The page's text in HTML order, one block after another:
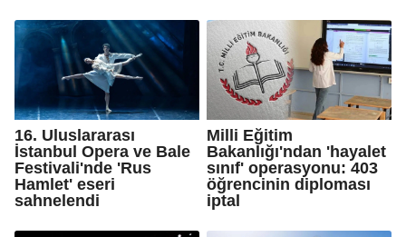
16. Uluslararası
İstanbul Opera ve Bale
Festivali'nde 'Rus
Hamlet' eseri
sahnelendi
Milli Eğitim
Bakanlığı'ndan 'hayalet
sınıf' operasyonu: 403
öğrencinin diploması
iptal